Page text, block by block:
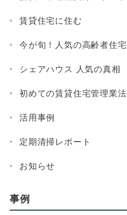
賃貸住宅に住む
今が旬！人気の高齢者住宅
シェアハウス 人気の真相
初めての賃貸住宅管理業法
活用事例
定期清掃レポート
お知らせ
事例